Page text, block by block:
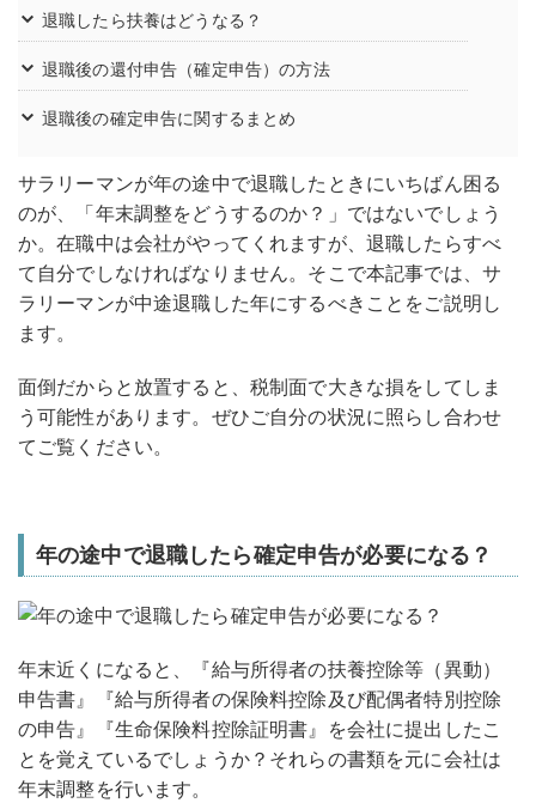
退職したら扶養はどうなる？
退職後の還付申告（確定申告）の方法
退職後の確定申告に関するまとめ
サラリーマンが年の途中で退職したときにいちばん困る
のが、「年末調整をどうするのか？」ではないでしょう
か。在職中は会社がやってくれますが、退職したらすべ
て自分でしなければなりません。そこで本記事では、サ
ラリーマンが中途退職した年にするべきことをご説明し
ます。
面倒だからと放置すると、税制面で大きな損をしてしま
う可能性があります。ぜひご自分の状況に照らし合わせ
てご覧ください。
年の途中で退職したら確定申告が必要になる？
年末近くになると、『給与所得者の扶養控除等（異動）
申告書』『給与所得者の保険料控除及び配偶者特別控除
の申告』『生命保険料控除証明書』を会社に提出したこ
とを覚えているでしょうか？それらの書類を元に会社は
年末調整を行います。